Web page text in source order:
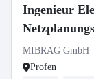
Ingenieur
MIBRAG GmbH
Profen